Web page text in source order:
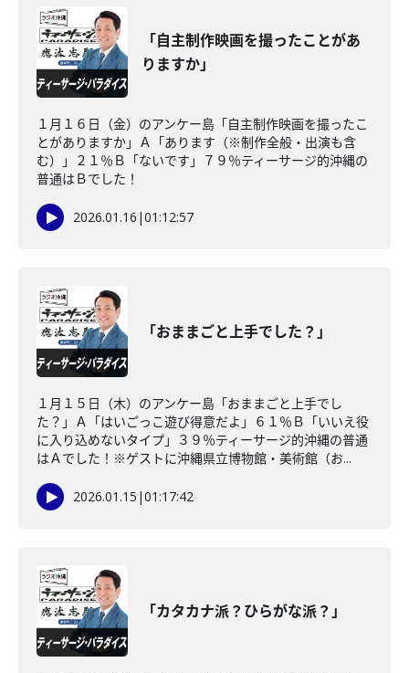
「自主制作映画を撮ったことがあ
りますか」
１月１６日（金）のアンケー島「自主制作映画を撮ったこ
とがありますか」Ａ「あります（※制作全般・出演も含
む）」２１％Ｂ「ないです」７９％ティーサージ的沖縄の
普通はＢでした！
2026.01.16 |01:12:57
「おままごと上手でした？」
１月１５日（木）のアンケー島「おままごと上手でし
た？」Ａ「はいごっこ遊び得意だよ」６１％Ｂ「いいえ役
に入り込めないタイプ」３９％ティーサージ的沖縄の普通
はＡでした！※ゲストに沖縄県立博物館・美術館（お...
2026.01.15 |01:17:42
「カタカナ派？ひらがな派？」